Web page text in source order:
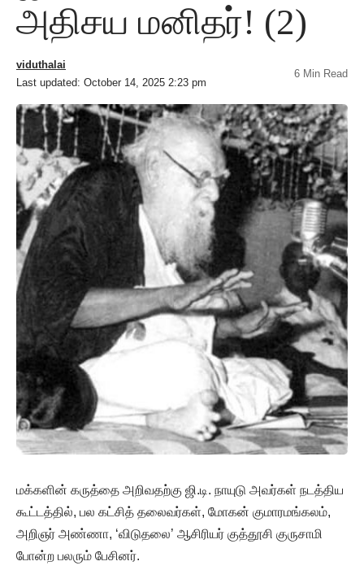
அதிசய மனிதர்! (2)
Last updated: October 14, 2025 2:23 pm
viduthalai
6 Min Read
மக்களின் கருத்தை அறிவதற்கு ஜி.டி. நாயுடு அவர்கள் நடத்திய
கூட்டத்தில், பல கட்சித் தலைவர்கள், மோகன் குமாரமங்கலம்,
அறிஞர் அண்ணா, ‘விடுதலை’ ஆசிரியர் குத்தூசி குருசாமி
போன்ற பலரும் பேசினர்.